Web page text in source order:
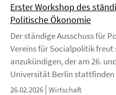
Erster Workshop des
Politische Ökonomie
Der ständige Ausschuss für
Vereins für Socialpolitik freut
anzukündigen, der am 26.
Universität Berlin stattfinden
26.02.2026 Wirtschaft